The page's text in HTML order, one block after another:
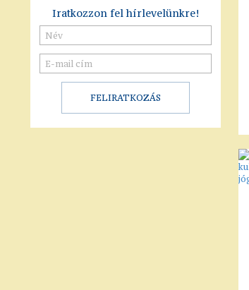
Iratkozzon fel hírlevelünkre!